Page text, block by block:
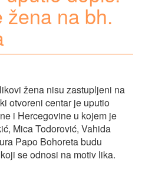
žena na bh.
žena nisu zastupljeni na
otvoreni centar je uputio
i Hercegovine u kojem je
Mica Todorović, Vahida
Papo Bohoreta budu
se odnosi na motiv lika.